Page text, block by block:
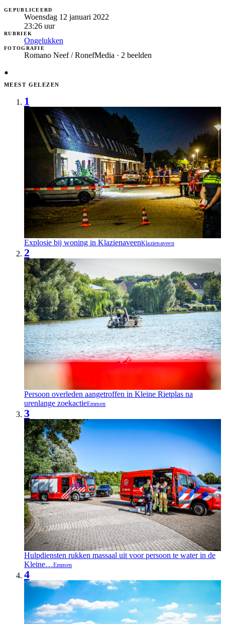
GEPUBLICEERD
Woensdag 12 januari 2022
23:26 uur
RUBRIEK
Ongelukken
FOTOGRAFIE
Romano Neef / RonefMedia · 2 beelden
MEEST GELEZEN
1
Explosie bij woning in KlazienaveenKlazienaveen
2
Persoon overleden aangetroffen in Kleine Rietplas na
urenlange zoekactieEmmen
3
Hulpdiensten rukken massaal uit voor persoon te water in de
Kleine…Emmen
4